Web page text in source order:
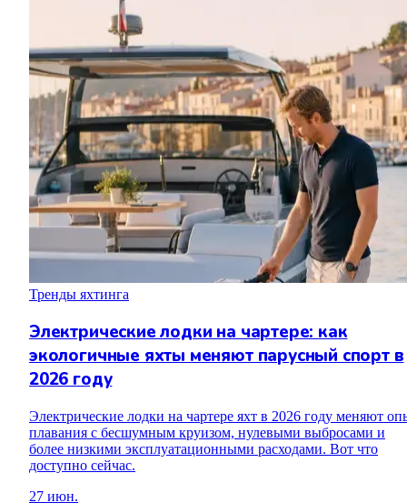
Тренды яхтинга
Электрические лодки на чартере: как
экологичные яхты меняют парусный спорт в
2026 году
Электрические лодки на чартере яхт в 2026 году меняют
плавания с бесшумным круизом, нулевыми выбросами и
более низкими эксплуатационными расходами. Вот что
доступно сейчас.
27 июн.